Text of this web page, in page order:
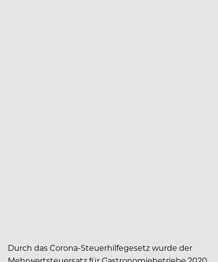
Durch das Corona-Steuerhilfegesetz wurde der